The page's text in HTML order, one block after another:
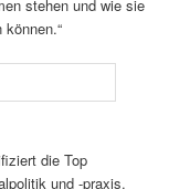
stehen und wie sie
die Top
und -praxis.